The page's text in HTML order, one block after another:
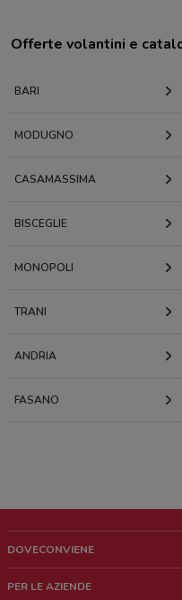
Offerte volantini e
BARI
MODUGNO
CASAMASSIMA
BISCEGLIE
MONOPOLI
TRANI
ANDRIA
FASANO
DOVECONVIENE
PER LE AZIENDE